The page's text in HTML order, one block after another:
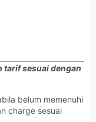
tarif sesuai dengan
belum memenuhi
charge sesuai